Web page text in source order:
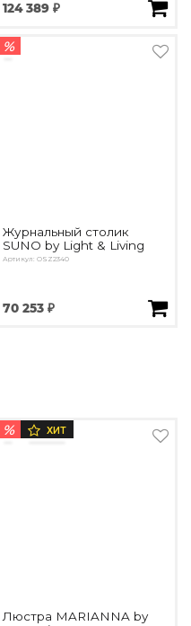
124 389 ₽
%
Журнальный столик
SUNO by Light & Living
Артикул: OSZ2340
70 253 ₽
% ХИТ
Люстра MARIANNA by